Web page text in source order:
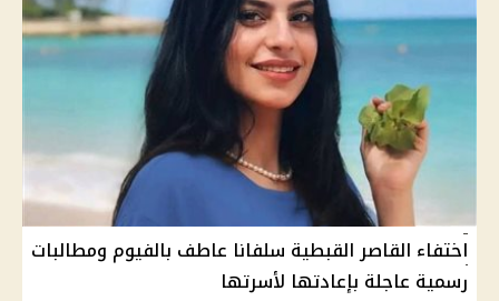
اختفاء القاصر القبطية سلفانا عاطف بالفيوم ومطالبات
رسمية عاجلة بإعادتها لأسرتها